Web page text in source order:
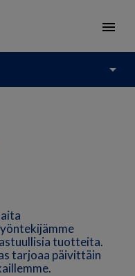
menu
arrow_drop_down
tuotteita.
tarjoaa päivittäin